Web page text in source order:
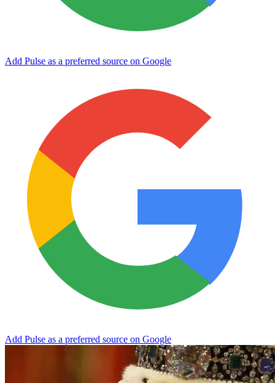
Add Pulse as a preferred source on Google
Add Pulse as a preferred source on Google